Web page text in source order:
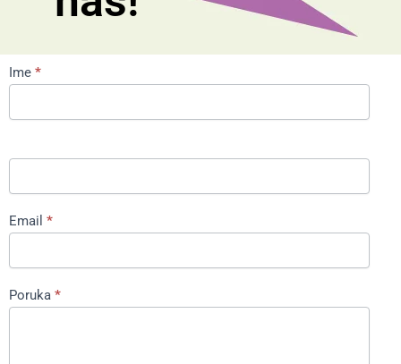
Contact
Us
Ime *
Email *
Poruka *